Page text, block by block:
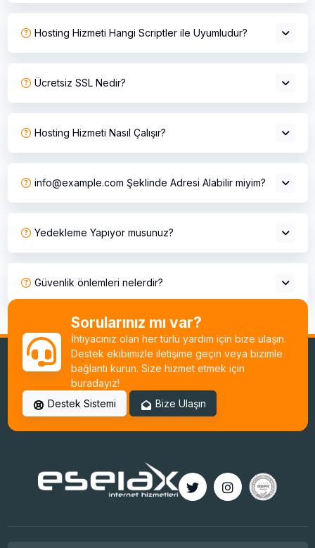
Hosting Hizmeti Hangi Scriptler ile Uyumludur?
Ücretsiz SSL Nedir?
Hosting Hizmeti Nasıl Çalışır?
info@example.com Şeklinde Adresi Alabilir miyim?
Yedekleme Yapıyor musunuz?
Güvenlik önlemleri nelerdir?
Sorularınız mı var?
İhtiyacınız olan her türlü yardım için bize ulaşın.
Destek ekibimizle iletişime geçin veya bizimle
bağlantı kurun. Size hizmet etmek için
buradayız!
Destek Sistemi
Bize Ulaşın